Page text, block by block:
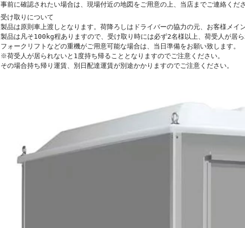
事前に確認されたい場合は、現場付近の地図をご用意の上、当店までご連絡くださ
受け取りについて
製品は原則車上渡しとなります。荷降ろしはドライバーの協力の元、お客様メイ
製品は凡そ100kg程ありますので、受け取り時には必ず2名様以上、荷受人が居ら
フォークリフトなどの重機がご用意可能な場合は、当日準備をお願い致します。
※荷受人が居られないと1度持ち帰ることとなりますのでご注意ください。
その場合持ち帰り運賃、別日配達運賃が別途かかりますのでご注意ください。